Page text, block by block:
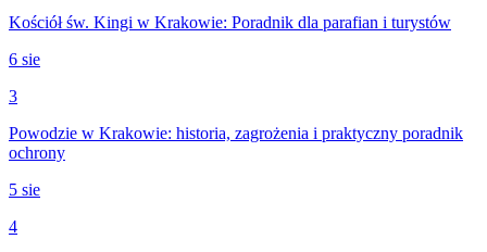
Kościół św. Kingi w Krakowie: Poradnik dla parafian i turystów
6 sie
3
Powodzie w Krakowie: historia, zagrożenia i praktyczny poradnik
ochrony
5 sie
4